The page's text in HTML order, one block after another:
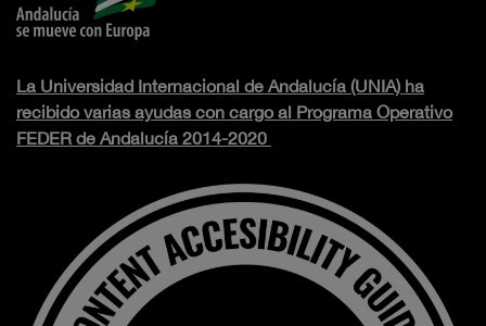
La Universidad Internacional de Andalucía (UNIA) ha
recibido varias ayudas con cargo al Programa Operativo
FEDER de Andalucía 2014-2020